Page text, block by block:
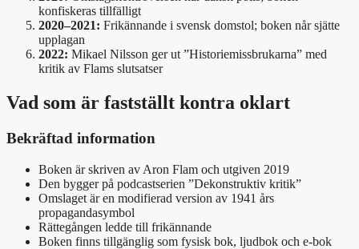
konfiskeras tillfälligt
2020–2021: Frikännande i svensk domstol; boken når sjätte
upplagan
2022: Mikael Nilsson ger ut ”Historiemissbrukarna” med
kritik av Flams slutsatser
Vad som är fastställt kontra oklart
Bekräftad information
Boken är skriven av Aron Flam och utgiven 2019
Den bygger på podcastserien ”Dekonstruktiv kritik”
Omslaget är en modifierad version av 1941 års
propagandasymbol
Rättegången ledde till frikännande
Boken finns tillgänglig som fysisk bok, ljudbok och e-bok